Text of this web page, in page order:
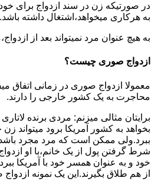
در صورتیکه زن در سند ازدواج برای خود
به هرکاری میخواهد،اشتغال داشته باشد.
به هیچ عنوان مرد نمیتواند بعد از
ازدواج صوری چیست؟
معمولا ازدواج صوری در زمانی اتفاق
محاجرت به یک کشور خارجی را دارند.
برایتان مثالی میزنم: مردی برنده
بخواهد به کشور آمریکا برود میتواند زن
ببرد.ولی ممکن است که مرد مجرد
شرط گرفتن پول از یک خانم،با او ازدواج
خود و به عنوان همسر خود با آمریکا
از هم طلاق بگیرند.این یک نمونه